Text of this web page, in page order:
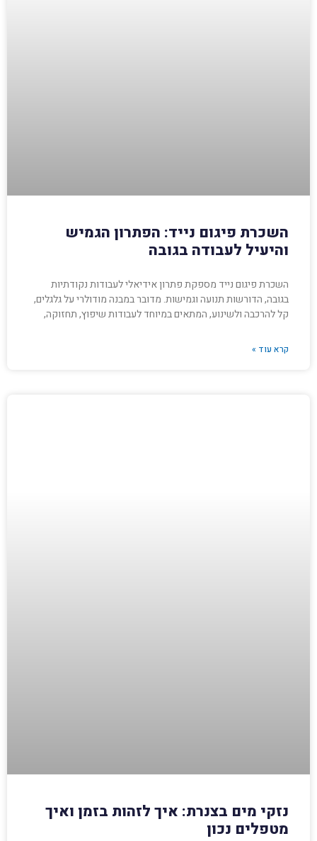
השכרת פיגום נייד: הפתרון הגמיש
והיעיל לעבודה בגובה
השכרת פיגום נייד מספקת פתרון אידיאלי לעבודות נקודתיות
בגובה, הדורשות תנועה וגמישות. מדובר במבנה מודולרי על גלגלים,
קל להרכבה ולשינוע, המתאים במיוחד לעבודות שיפוץ, תחזוקה,
קרא עוד »
נזקי מים בצנרת: איך לזהות בזמן ואיך
מטפלים נכון